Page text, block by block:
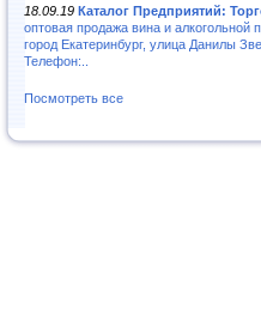
18.09.19 Каталог Предприятий:
оптовая продажа вина и алкогольной
город Екатеринбург, улица Данилы
Телефон:..
Посмотреть все